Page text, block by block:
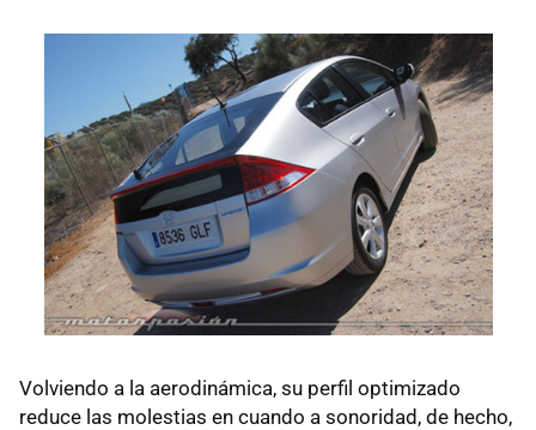
Volviendo a la aerodinámica, su perfil optimizado
reduce las molestias en cuando a sonoridad, de hecho,